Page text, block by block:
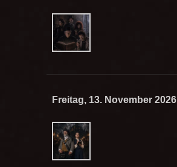
Freitag, 13. November 2026